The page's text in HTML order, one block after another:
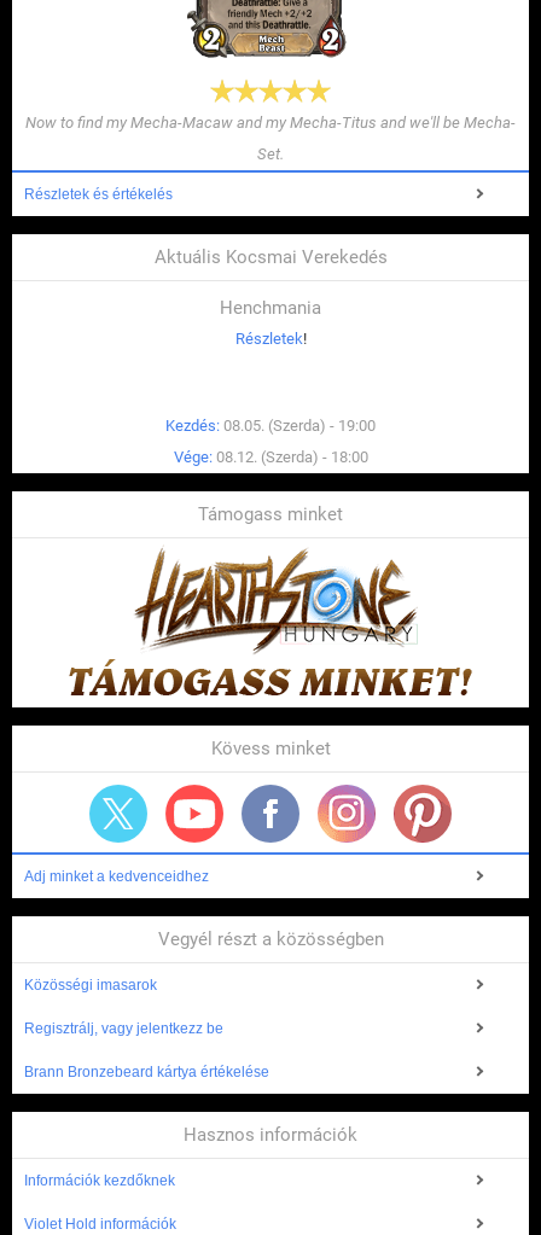
Now to find my Mecha-Macaw and my Mecha-Titus and we'll be Mecha-
Set.
Részletek és értékelés
Aktuális Kocsmai Verekedés
Henchmania
Részletek!
Kezdés: 08.05. (Szerda) - 19:00
Vége: 08.12. (Szerda) - 18:00
Támogass minket
Kövess minket
Adj minket a kedvenceidhez
Vegyél részt a közösségben
Közösségi imasarok
Regisztrálj, vagy jelentkezz be
Brann Bronzebeard kártya értékelése
Hasznos információk
Információk kezdőknek
Violet Hold információk